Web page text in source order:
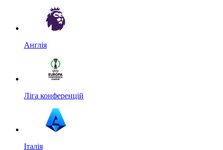
Англія
Ліга конференцій
Італія